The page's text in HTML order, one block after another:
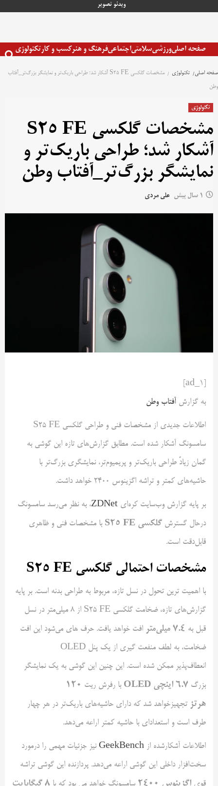
ویدئو تصویر
صفحه اصلیورزشیسلامتیاجتماعیفرهنگ و هنرکسب و کارتکنولوژی
صفحه اصلی تکنولوژی
مشخصات گلکسی S25 FE آشکار شد؛ طراحی باریک‌تر و نمایشگر بزرگ‌تر_آفتاب
وطن
تکنولوژی
مشخصات گلکسی S25 FE
آشکار شد؛ طراحی باریک‌تر و
نمایشگر بزرگ‌تر_آفتاب وطن
1 سال پیش علی مردی
به گزارش آفتاب وطن
اطلاعات جدیدی از مشخصات فنی و طراحی گلکسی S25 FE
سامسونگ آشکار شده است. مطابق گزارش‌های تازه این گوشی به
گمان زیادً طراحی باریک‌تر و پریمیوم‌تر، نمایشگری بزرگ‌تر با
حاشیه‌های کمتر و تراشه اگزینوس ۲۴۰۰ خواهد داشت.
بر پایه گزارش وب‌سایت کره‌ای
، به نظر می‌رسد سامسونگ
درحال گسترش گلکسی S25 FE
با مشخصات فنی و ظاهری
قابل‌دقت است.
مشخصات احتمالی گلکسی S25 FE
با اهمیت ترین تحول در نسل تازه، مربوط به طراحی بدنه است. بر پایه
گزارش‌های تازه، ضخامت گلکسی S25 FE از ۸ میلی‌متر در نسل
قبل به ۷.۴ میلی‌متر
افت خواهد یافت. حرف های می‌شود این افت
ضخامت، به لطف منفعت گیری از یک پنل OLED
انعطاف‌پذیر ممکن شده است. این چنین این گوشی به یک نمایشگر
بزرگ ۶.۷ اینچی OLED با رفرش ریت ۱۲۰
هرتز تجهیزخواهد شد که دارای حاشیه‌های باریک‌تر در هر چهار
طرف است و استعداد‌ای با حاشیه کمتر اراعه می‌دهد.
اطلاعات آشکار‌شده از GeekBench نیز جزئیات مهمی را درمورد
سخت‌افزار داخلی این گوشی اراعه می‌دهد. پردازنده این گوشی تراشه
اگزینوس ۲۴۰۰
۸ گیگابایت